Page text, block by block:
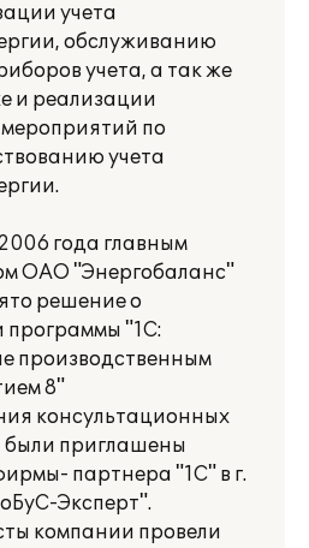
учета
обслуживанию
учета, а так же
и реализации
по
учета
года главным
ОАО "Энергобаланс"
решение о
программы "1С:
производственным
8"
консультационных
были приглашены
партнера "1С" в г.
Эксперт".
компании провели